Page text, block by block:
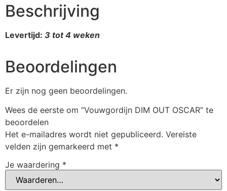
Beschrijving
Levertijd: 3 tot 4 weken
Beoordelingen
Er zijn nog geen beoordelingen.
Wees de eerste om “Vouwgordijn DIM OUT OSCAR” te
beoordelen
Het e-mailadres wordt niet gepubliceerd. Vereiste
velden zijn gemarkeerd met *
Je waardering *